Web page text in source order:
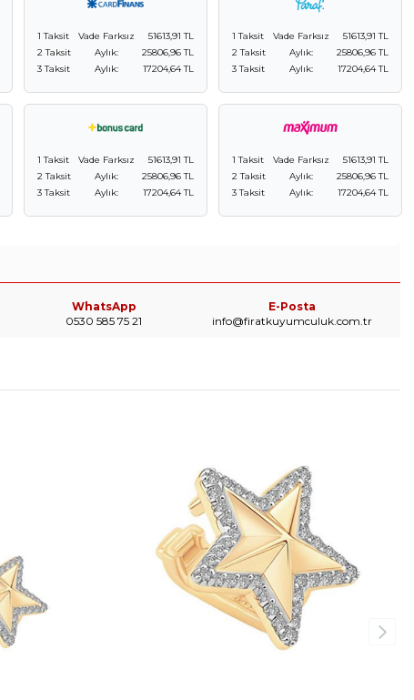
1 Taksit Vade Farksız
51613,91 TL
2 Taksit
Aylık:
25806,96 TL
3 Taksit
Aylık: 17204,64 TL
1 Taksit Vade Farksız
51613,91 TL
2 Taksit
Aylık:
25806,96 TL
3 Taksit
Aylık: 17204,64 TL
1 Taksit Vade Farksız
51613,91 TL
2 Taksit
Aylık:
25806,96 TL
3 Taksit
Aylık: 17204,64 TL
1 Taksit Vade Farksız
51613,91 TL
2 Taksit
Aylık:
25806,96 TL
3 Taksit
Aylık: 17204,64 TL
WhatsApp
0530 585 75 21
E-Posta
info@firatkuyumculuk.com.tr